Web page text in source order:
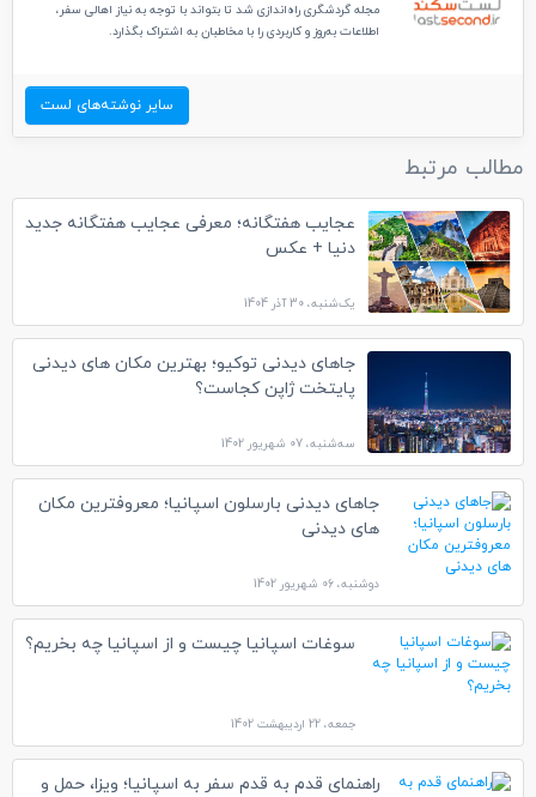
مجله گردشگری راه‌اندازی شد تا بتواند با توجه به نیاز اهالی سفر،
اطلاعات به‌روز و کاربردی را با مخاطبان به اشتراک بگذارد.
سایر نوشته‌های لست
مطالب مرتبط
عجایب هفتگانه؛ معرفی عجایب هفتگانه جدید
دنیا + عکس
یک‌شنبه، 30 آذر 1404
جاهای دیدنی توکیو؛ بهترین مکان های دیدنی
پایتخت ژاپن کجاست؟
سه‌شنبه، 07 شهریور 1402
جاهای دیدنی بارسلون اسپانیا؛ معروفترین مکان
های دیدنی
دوشنبه، 06 شهریور 1402
سوغات اسپانیا چیست و از اسپانیا چه بخریم؟
جمعه، 22 اردیبهشت 1402
راهنمای قدم به قدم سفر به اسپانیا؛ ویزا، حمل و